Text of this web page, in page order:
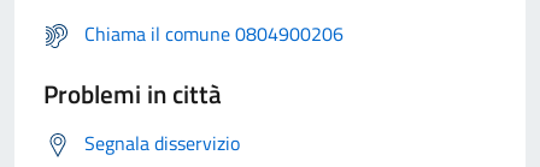
Chiama il comune 0804900206
Problemi in città
Segnala disservizio